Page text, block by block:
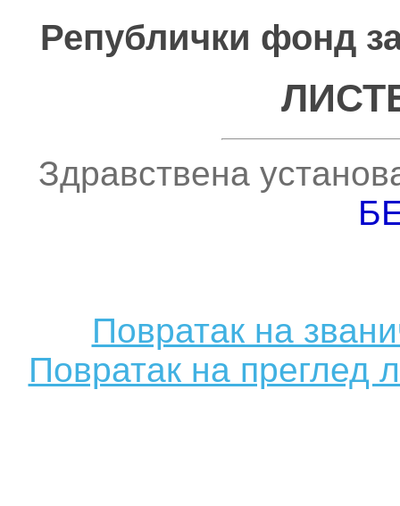
Републички фонд
Здравствена
Повратак на
Повратак на преглед